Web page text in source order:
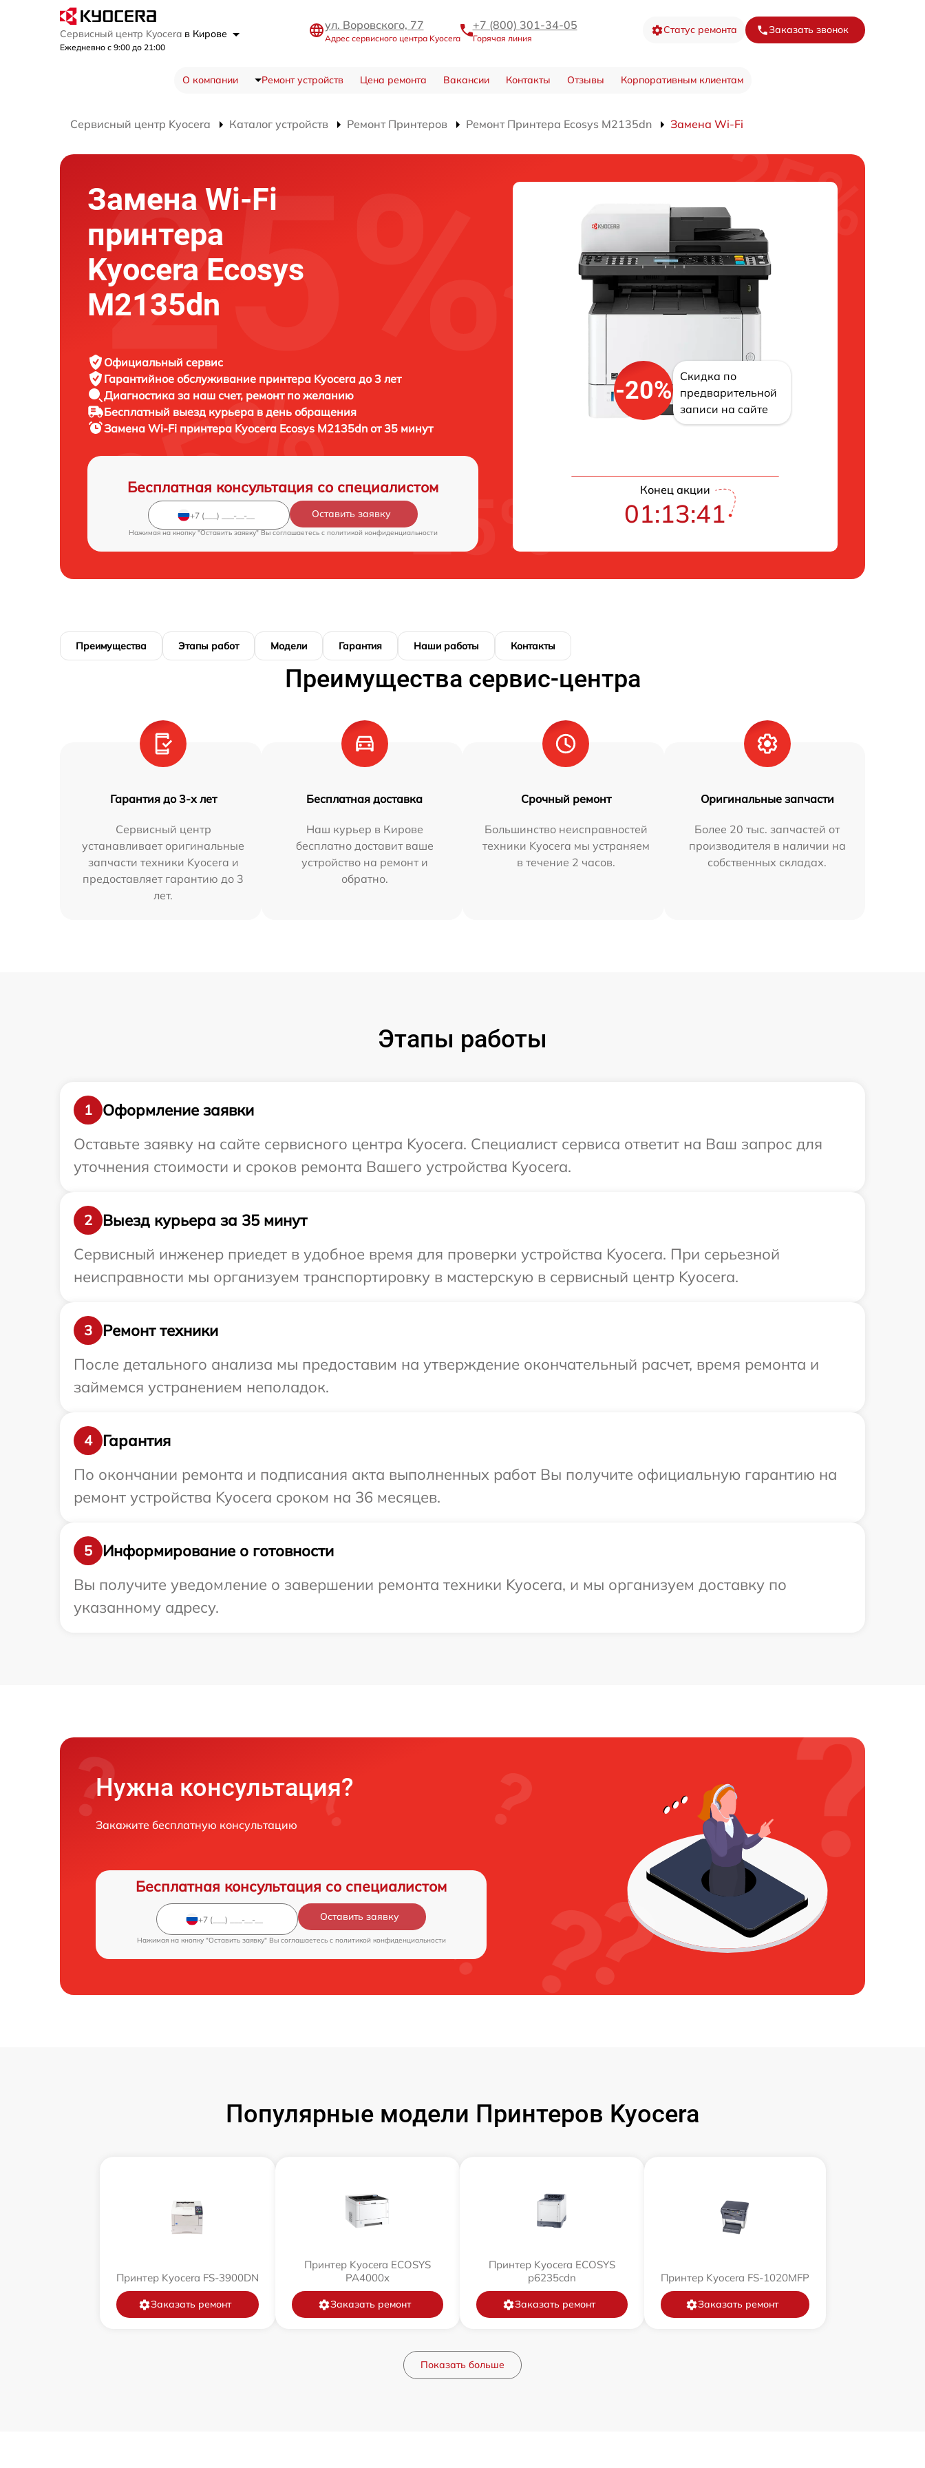
Сервисный центр Kyocera в Кирове
Ежедневно с 9:00 до 21:00
ул. Воровского, 77
Адрес сервисного центра Kyocera
+7 (800) 301-34-05
Горячая линия
Статус ремонта Заказать звонок
О компании Ремонт устройств Цена ремонта Вакансии Контакты Отзывы Корпоративным клиентам
Сервисный центр Kyocera Каталог устройств Ремонт Принтеров Ремонт Принтера Ecosys M2135dn Замена Wi-Fi
Замена Wi-Fi
принтера
Kyocera Ecosys
M2135dn
Официальный сервис
Гарантийное обслуживание принтера Kyocera до 3 лет
Диагностика за наш счет, ремонт по желанию
Бесплатный выезд курьера в день обращения
Замена Wi-Fi принтера Kyocera Ecosys M2135dn от 35 минут
Бесплатная консультация со специалистом
Оставить заявку
Нажимая на кнопку "Оставить заявку" Вы соглашаетесь c политикой конфиденциальности
-20%
Скидка по
предварительной
записи на сайте
Конец акции
01:13:40
Преимущества Этапы работ Модели Гарантия Наши работы Контакты
Преимущества сервис-центра
Гарантия до 3-х лет
Сервисный центр
устанавливает оригинальные
запчасти техники Kyocera и
предоставляет гарантию до 3
лет.
Бесплатная доставка
Наш курьер в Кирове
бесплатно доставит ваше
устройство на ремонт и
обратно.
Срочный ремонт
Большинство неисправностей
техники Kyocera мы устраняем
в течение 2 часов.
Оригинальные запчасти
Более 20 тыс. запчастей от
производителя в наличии на
собственных складах.
Этапы работы
1
Оформление заявки
Оставьте заявку на сайте сервисного центра Kyocera. Специалист сервиса ответит на Ваш запрос для
уточнения стоимости и сроков ремонта Вашего устройства Kyocera.
2
Выезд курьера за 35 минут
Сервисный инженер приедет в удобное время для проверки устройства Kyocera. При серьезной
неисправности мы организуем транспортировку в мастерскую в сервисный центр Kyocera.
3
Ремонт техники
После детального анализа мы предоставим на утверждение окончательный расчет, время ремонта и
займемся устранением неполадок.
4
Гарантия
По окончании ремонта и подписания акта выполненных работ Вы получите официальную гарантию на
ремонт устройства Kyocera сроком на 36 месяцев.
5
Информирование о готовности
Вы получите уведомление о завершении ремонта техники Kyocera, и мы организуем доставку по
указанному адресу.
Нужна консультация?
Закажите бесплатную консультацию
Бесплатная консультация со специалистом
Оставить заявку
Нажимая на кнопку "Оставить заявку" Вы соглашаетесь c политикой конфиденциальности
Популярные модели Принтеров Kyocera
Принтер Kyocera FS-3900DN
Заказать ремонт
Принтер Kyocera ECOSYS
PA4000x
Заказать ремонт
Принтер Kyocera ECOSYS
p6235cdn
Заказать ремонт
Принтер Kyocera FS-1020MFP
Заказать ремонт
Показать больше